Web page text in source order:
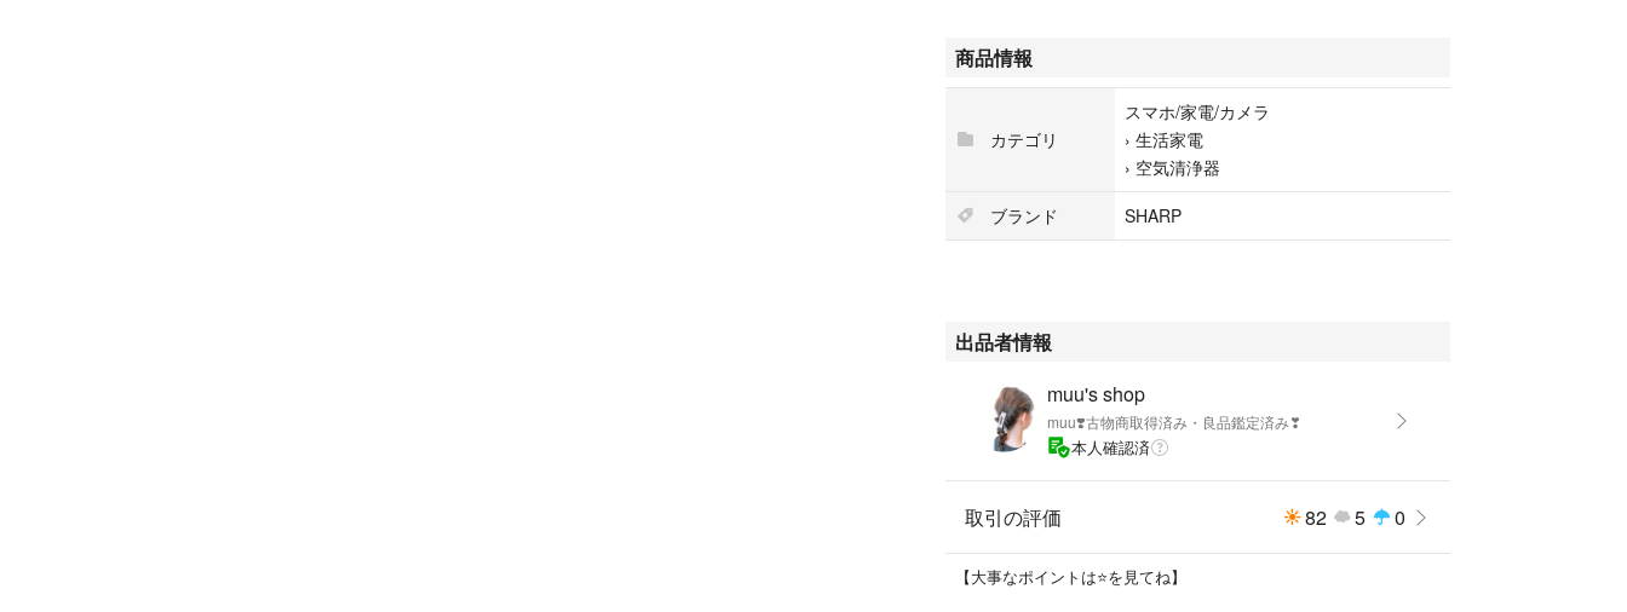
・中古品のため、使用に伴う小傷やプラスチック特有の変色がありま
す。
【状態】
・動作確認済み（送風、各種ボタン操作、ルーバー可動など）
・フィルター類には使用感（変色等）があります。写真をご確認の
■注意事項（必ずご確認ください）
・現在、操作パネルに「ユニットお手入れ/交換」のランプが点灯して
います。引き続きプラズマクラスター機能を使用される場合は、別途
交換用ユニットをご購入者様にてご用意ください。
その分、相場よりお安く出品しております。
いいただけます。
状態はお写真にてご確認ください。
商品情報
カテゴリ
スマホ/家電/カメラ
› 生活家電
› 空気清浄器
ブランド
SHARP
出品者情報
muu's shop
muu❣️古物商取得済み・良品鑑定済み❣
本人確認済
取引の評価 82 5 0
【大事なポイントは⭐を見てね】